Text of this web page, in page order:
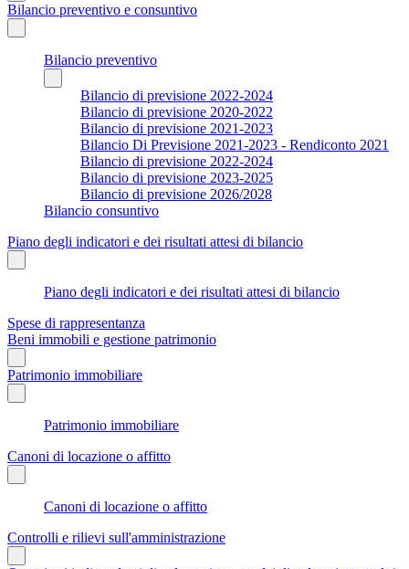
Bilancio preventivo e consuntivo
Bilancio preventivo
Bilancio di previsione 2022-2024
Bilancio di previsione 2020-2022
Bilancio di previsione 2021-2023
Bilancio Di Previsione 2021-2023 - Rendiconto 2021
Bilancio di previsione 2022-2024
Bilancio di previsione 2023-2025
Bilancio di previsione 2026/2028
Bilancio consuntivo
Piano degli indicatori e dei risultati attesi di bilancio
Piano degli indicatori e dei risultati attesi di bilancio
Spese di rappresentanza
Beni immobili e gestione patrimonio
Patrimonio immobiliare
Patrimonio immobiliare
Canoni di locazione o affitto
Canoni di locazione o affitto
Controlli e rilievi sull'amministrazione